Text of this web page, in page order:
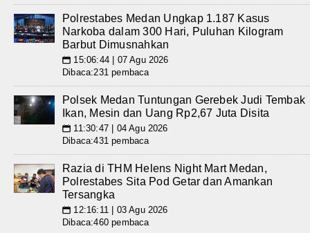
Polrestabes Medan Ungkap 1.187 Kasus
Narkoba dalam 300 Hari, Puluhan Kilogram
Barbut Dimusnahkan
📅 15:06:44 | 07 Agu 2026
Dibaca:231 pembaca
Polsek Medan Tuntungan Gerebek Judi Tembak
Ikan, Mesin dan Uang Rp2,67 Juta Disita
📅 11:30:47 | 04 Agu 2026
Dibaca:431 pembaca
Razia di THM Helens Night Mart Medan,
Polrestabes Sita Pod Getar dan Amankan
Tersangka
📅 12:16:11 | 03 Agu 2026
Dibaca:460 pembaca